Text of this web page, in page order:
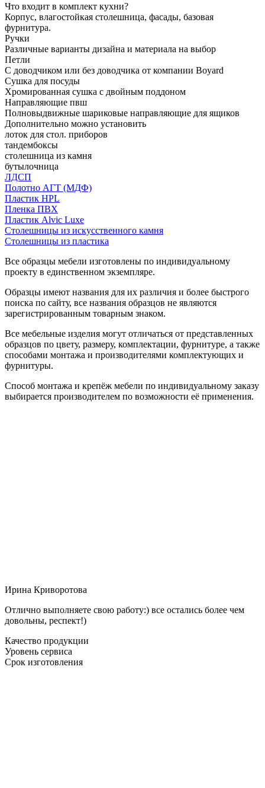
Что входит в комплект кухни?
Корпус, влагостойкая столешница, фасады, базовая
фурнитура.
Ручки
Различные варианты дизайна и материала на выбор
Петли
С доводчиком или без доводчика от компании Boyard
Сушка для посуды
Хромированная сушка с двойным поддоном
Направляющие пвш
Полновыдвижные шариковые направляющие для ящиков
Дополнительно можно установить
лоток для стол. приборов
тандембоксы
столешница из камня
бутылочница
ЛДСП
Полотно АГТ (МДФ)
Пластик HPL
Пленка ПВХ
Пластик Alvic Luxe
Столешницы из искусственного камня
Столешницы из пластика
Все образцы мебели изготовлены по индивидуальному
проекту в единственном экземпляре.
Образцы имеют названия для их различия и более быстрого
поиска по сайту, все названия образцов не являются
зарегистрированным товарным знаком.
Все мебельные изделия могут отличаться от представленных
образцов по цвету, размеру, комплектации, фурнитуре, а также
способами монтажа и производителями комплектующих и
фурнитуры.
Способ монтажа и крепёж мебели по индивидуальному заказу
выбирается производителем по возможности её применения.
Ирина Криворотова
Отлично выполняете свою работу:) все остались более чем
довольны, респект!)
Качество продукции
Уровень сервиса
Срок изготовления